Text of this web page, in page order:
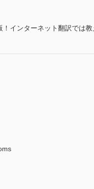
インターネット翻訳では